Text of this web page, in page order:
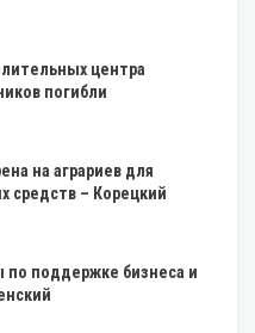
центра
погибли
на аграриев для
средств – Корецкий
поддержке бизнеса и